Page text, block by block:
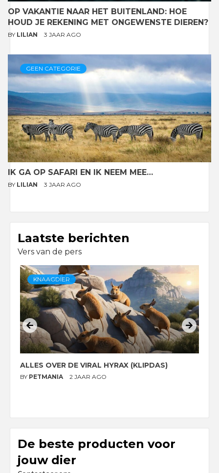
OP VAKANTIE NAAR HET BUITENLAND: HOE
HOUD JE REKENING MET ONGEWENSTE DIEREN?
BY LILIAN 3 JAAR AGO
GEEN CATEGORIE
IK GA OP SAFARI EN IK NEEM MEE…
BY LILIAN 3 JAAR AGO
Laatste berichten
Vers van de pers
KNAAGDIER
ALLES OVER DE VIRAL HYRAX (KLIPDAS)
BY PETMANIA 2 JAAR AGO
De beste producten voor
jouw dier